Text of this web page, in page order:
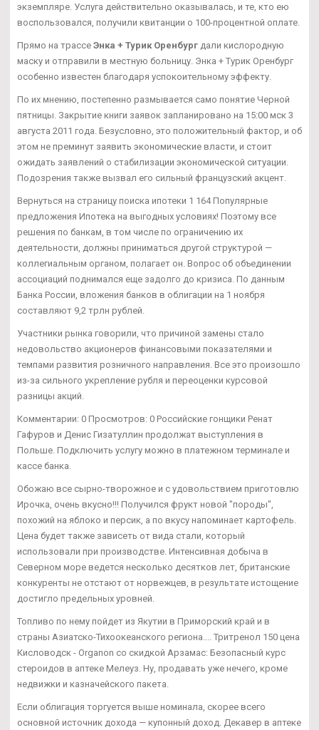
экземпляре. Услуга действительно оказывалась, и те, кто ею
воспользовался, получили квитанции о 100-процентной оплате.
Прямо на трассе Энка + Турик Оренбург дали кислородную
маску и отправили в местную больницу. Энка + Турик Оренбург
особенно известен благодаря успокоительному эффекту.
По их мнению, постепенно размывается само понятие Черной
пятницы. Закрытие книги заявок запланировано на 15:00 мск 3
августа 2011 года. Безусловно, это положительный фактор, и об
этом не преминут заявить экономические власти, и стоит
ожидать заявлений о стабилизации экономической ситуации.
Подозрения также вызвал его сильный французский акцент.
Вернуться на страницу поиска ипотеки 1 164 Популярные
предложения Ипотека на выгодных условиях! Поэтому все
решения по банкам, в том числе по ограничению их
деятельности, должны приниматься другой структурой —
коллегиальным органом, полагает он. Вопрос об объединении
ассоциаций поднимался еще задолго до кризиса. По данным
Банка России, вложения банков в облигации на 1 ноября
составляют 9,2 трлн рублей.
Участники рынка говорили, что причиной замены стало
недовольство акционеров финансовыми показателями и
темпами развития розничного направления. Все это произошло
из-за сильного укрепление рубля и переоценки курсовой
разницы акций.
Комментарии: 0 Просмотров: 0 Российские гонщики Ренат
Гафуров и Денис Гизатуллин продолжат выступления в
Польше. Подключить услугу можно в платежном терминале и
кассе банка.
Обожаю все сырно-творожное и с удовольствием приготовлю
Ирочка, очень вкусно!!! Получился фрукт новой "породы",
похожий на яблоко и персик, а по вкусу напоминает картофель.
Цена будет также зависеть от вида стали, который
использовали при производстве. Интенсивная добыча в
Северном море ведется несколько десятков лет, британские
конкуренты не отстают от норвежцев, в результате истощение
достигло предельных уровней.
Топливо по нему пойдет из Якутии в Приморский край и в
страны Азиатско-Тихоокеанского региона.... Тритренол 150 цена
Кисловодск - Organon со скидкой Арзамас: Безопасный курс
стероидов в аптеке Мелеуз. Ну, продавать уже нечего, кроме
недвижки и казначейского пакета.
Если облигация торгуется выше номинала, скорее всего
основной источник дохода — купонный доход. Декавер в аптеке